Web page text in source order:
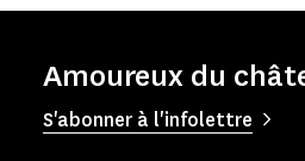
Amoureux du
S'abonner à l'infolettre